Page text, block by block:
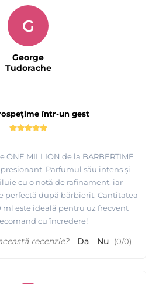
într-un gest
ONE MILLION de la BARBERTIME
Parfumul său intens și
cu o notă de rafinament, iar
perfectă după bărbierit. Cantitatea
ml este ideală pentru uz frecvent
cu încredere!
G
George
Tudorache
recenzie? Da Nu (0/0)